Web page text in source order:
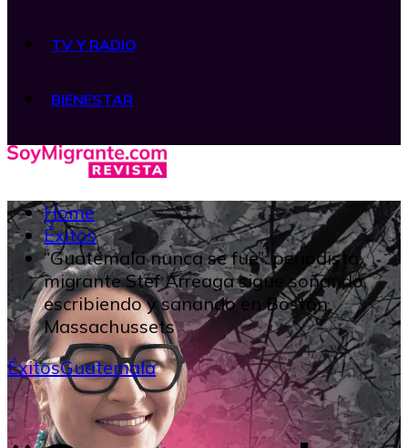
TV Y RADIO
BIENESTAR
Home
Éxitos
“Guatemala nunca se fue”: periodista
migrante Stef Arreaga sigue soñando,
escribiendo y sanando en Boston,
Massachussets
ÉxitosGuatemala